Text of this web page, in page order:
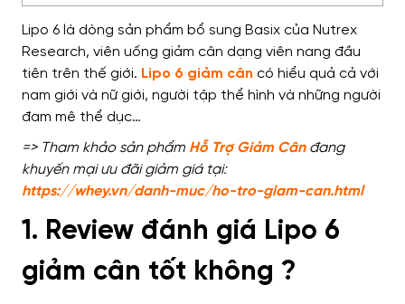
Lipo 6 là dòng sản phẩm bổ sung Basix của Nutrex
Research, viên uống giảm cân dạng viên nang đầu
tiên trên thế giới. Lipo 6 giảm cân có hiểu quả cả với
nam giới và nữ giới, người tập thể hình và những người
đam mê thể dục…
=> Tham khảo sản phẩm Hỗ Trợ Giảm Cân đang
khuyến mại ưu đãi giảm giá tại:
https://whey.vn/danh-muc/ho-tro-giam-can.html
1. Review đánh giá Lipo 6
giảm cân tốt không ?